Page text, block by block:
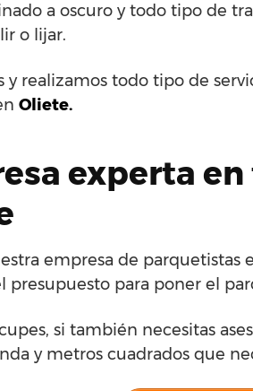
a oscuro y todo tipo de
o lijar.
y realizamos todo tipo de
Oliete.
experta
empresa de parquetistas
presupuesto para poner el
si también necesitas
y metros cuadrados que